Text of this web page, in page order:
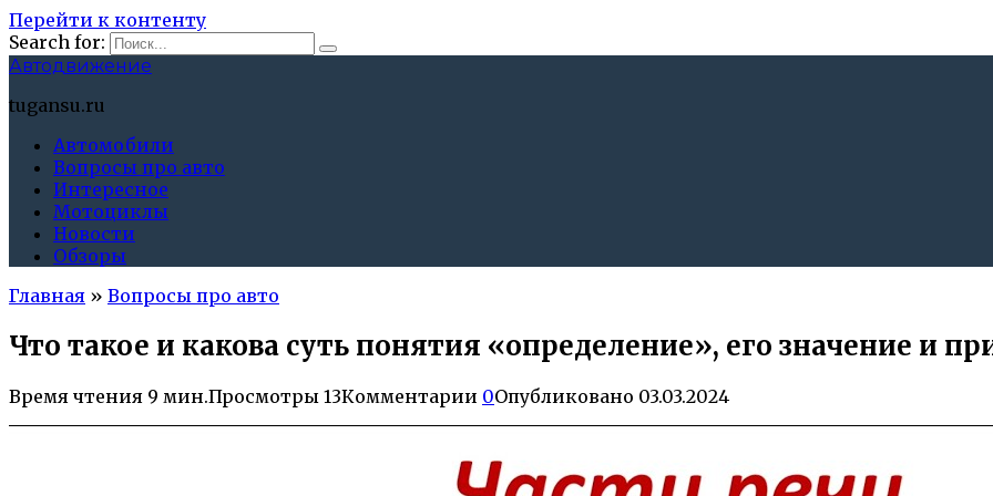
Перейти к контенту
Search for:
Автодвижение
tugansu.ru
Автомобили
Вопросы про авто
Интересное
Мотоциклы
Новости
Обзоры
Главная » Вопросы про авто
Что такое и какова суть понятия «определение», его значение и
Время чтения 9 мин.Просмотры 13Комментарии 0Опубликовано 03.03.2024